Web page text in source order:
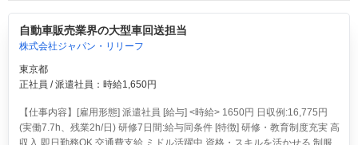
自動車販売業界の大型車回送担当
株式会社ジャパン・リリーフ
東京都
正社員 / 派遣社員：時給1,650円
【仕事内容】[雇用形態] 派遣社員 [給与] <時給> 1650円 日収例:16,775円
(実働7.7h、残業2h/日) 研修7日間:給与同条件 [特徴] 研修・教育制度充実 高